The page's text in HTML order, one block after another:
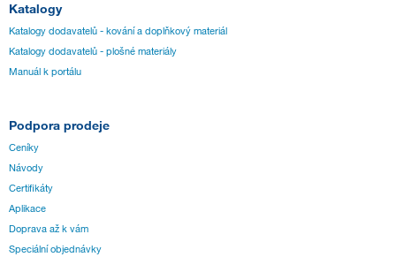
Katalogy
Katalogy dodavatelů - kování a doplňkový materiál
Katalogy dodavatelů - plošné materiály
Manuál k portálu
Podpora prodeje
Ceníky
Návody
Certifikáty
Aplikace
Doprava až k vám
Speciální objednávky